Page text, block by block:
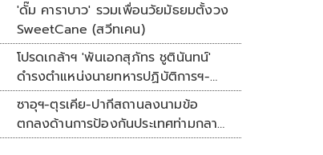
'ดั๊ม คาราบาว' รวมเพื่อนวัยมัธยมตั้งวง
SweetCane (สวีทเคน)
โปรดเกล้าฯ 'พันเอกสุภัทร ชูตินันทน์'
ดำรงตำแหน่งนายทหารปฏิบัติการฯ-
พระราชทานยศ 'พลตรี'
ซาอุฯ-ตุรเคีย-ปากีสถานลงนามข้อ
ตกลงด้านการป้องกันประเทศท่ามกลาง
สงครามในภูมิภาค